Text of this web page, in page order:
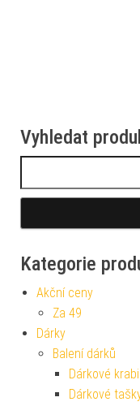
Vyhledat
Kategorie
Akční ceny
Za 49
Dárky
Balení dárků
Dárkové
Dárkové